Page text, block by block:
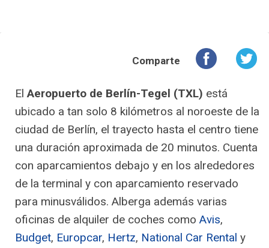
Comparte
ElAeropuerto de Berlín-Tegel (TXL) está
ubicado a tan solo 8 kilómetros al noroeste de la
ciudad de Berlín, el trayecto hasta el centro tiene
una duración aproximada de 20 minutos. Cuenta
con aparcamientos debajo y en los alrededores
de la terminal y con aparcamiento reservado
para minusválidos. Alberga además varias
oficinas de alquiler de coches como Avis,
Budget, Europcar, Hertz, National Car Rental y